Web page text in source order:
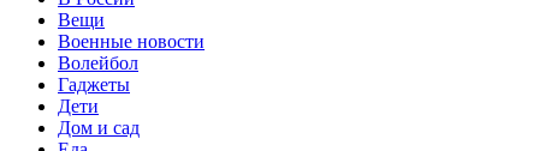
Вещи
Военные новости
Волейбол
Гаджеты
Дети
Дом и сад